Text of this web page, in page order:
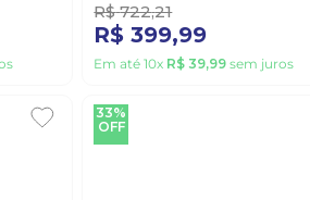
R$ 722,21
R$ 399,99
Em até10x R$ 39,99 sem juros
33%
OFF